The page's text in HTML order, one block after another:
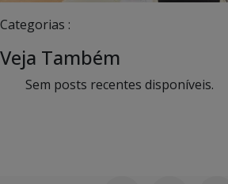
Categorias :
Veja Também
Sem posts recentes disponíveis.